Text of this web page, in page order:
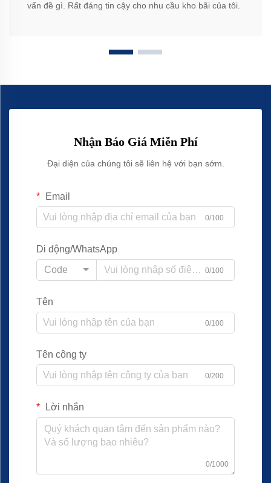
vấn đề gì. Rất đáng tin cậy cho nhu cầu kho bãi của tôi.
Nhận Báo Giá Miễn Phí
Đại diện của chúng tôi sẽ liên hệ với bạn sớm.
Email
0/100
Di động/WhatsApp
Code
0/100
Tên
0/100
Tên công ty
0/200
Lời nhắn
0/1000